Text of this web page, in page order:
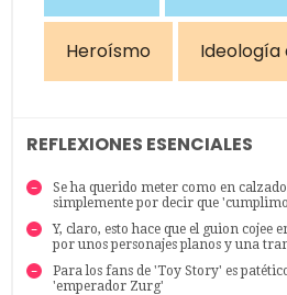
Heroísmo Ideología
REFLEXIONES ESENCIALES
Se ha querido meter como en
simplemente por decir que
Y, claro, esto hace que el guion cojee
por unos personajes planos y una
Para los fans de 'Toy Story' es
'emperador Zurg'